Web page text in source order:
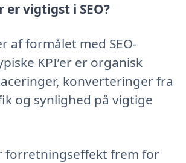
er vigtigst i SEO?
af formålet med SEO-
KPI’er er organisk
konverteringer fra
og synlighed på vigtige
forretningseffekt frem for